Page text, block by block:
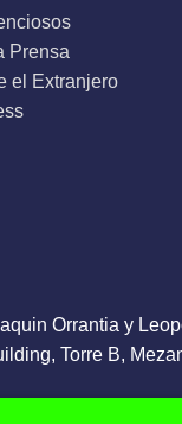
Prensa
el Extranjero
Orrantia y
Torre B,